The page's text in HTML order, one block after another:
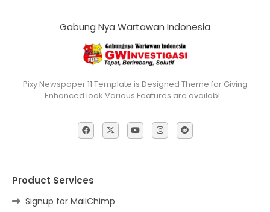
Gabung Nya Wartawan Indonesia
Pixy Newspaper 11 Template is Designed Theme for Giving
Enhanced look Various Features are availabl…
Product Services
Signup for MailChimp